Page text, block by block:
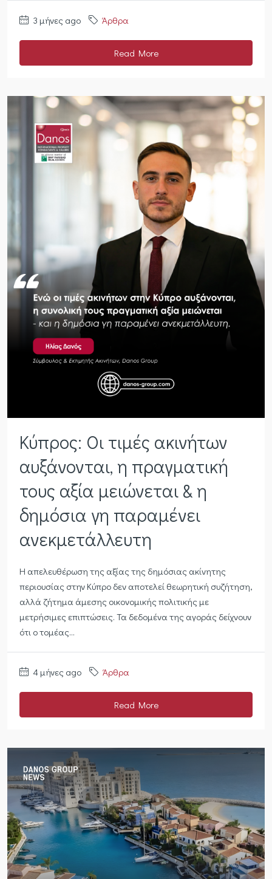
3 μήνες ago Άρθρα
Read More
Κύπρος: Οι τιμές ακινήτων
αυξάνονται, η πραγματική
τους αξία μειώνεται & η
δημόσια γη παραμένει
ανεκμετάλλευτη
Η απελευθέρωση της αξίας της δημόσιας ακίνητης
περιουσίας στην Κύπρο δεν αποτελεί θεωρητική συζήτηση,
αλλά ζήτημα άμεσης οικονομικής πολιτικής με
μετρήσιμες επιπτώσεις. Τα δεδομένα της αγοράς δείχνουν
ότι ο τομέας...
4 μήνες ago Άρθρα
Read More